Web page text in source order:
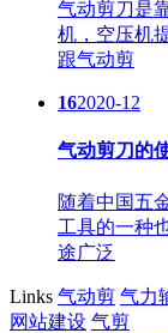
气动剪刀是
机，空压机
跟气动剪
162020-12
气动剪刀的
随着中国五
工具的一种
途广泛
Links 气动剪 气力
网站建设 气剪